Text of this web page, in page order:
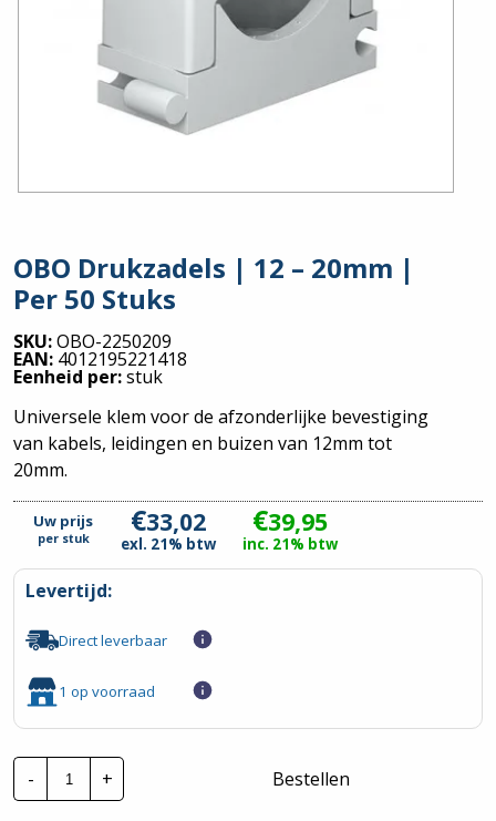
OBO Drukzadels | 12 – 20mm |
Per 50 Stuks
SKU:OBO-2250209
EAN: 4012195221418
Eenheid per:stuk
Universele klem voor de afzonderlijke bevestiging
van kabels, leidingen en buizen van 12mm tot
20mm.
Uw prijs
per stuk €33,02
exl. 21% btw
€39,95
inc. 21% btw
Levertijd:
Direct leverbaar
1 op voorraad
-
OBO
Drukzadels
|
+ Bestellen